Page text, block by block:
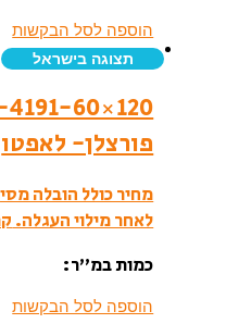
הוספה לסל הבקשות
תצוגה בישראל
פורצלן- לאפטו
מחיר כולל הובלה
לאחר מילוי העגלה.
כמות במ”ר:
הוספה לסל הבקשות